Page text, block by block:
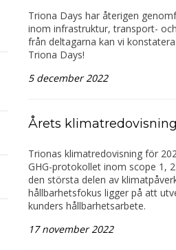
Triona Days har återigen
inom infrastruktur, transport-
från deltagarna kan vi
Triona Days!
5 december 2022
Årets klimatredovisning
Trionas klimatredovisning för
GHG-protokollet inom scope 1,
den största delen av
hållbarhetsfokus ligger på att
kunders hållbarhetsarbete.
17 november 2022